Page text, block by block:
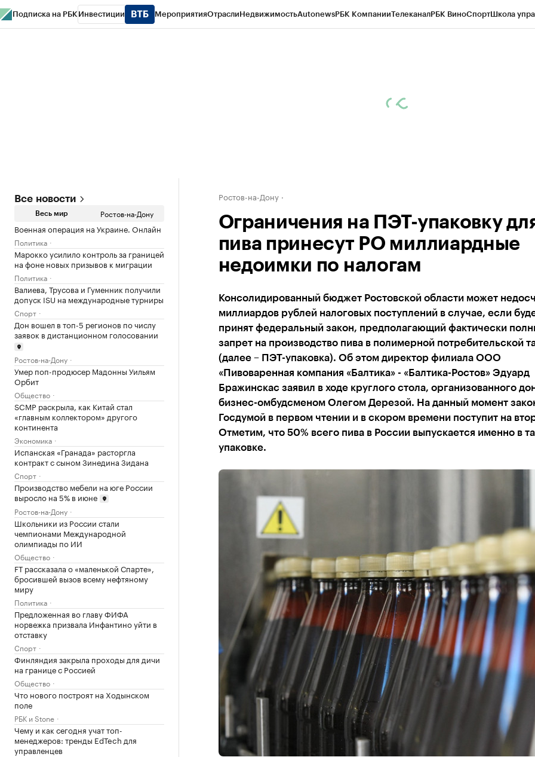
Подписка на РБК Инвестиции МероприятияОтраслиНедвижимостьAutonewsРБК КомпанииТелеканалРБК ВиноСпортШкола
Все новости
Весь мир Ростов-на-Дону
Военная операция на Украине. Онлайн
Политика
Марокко усилило контроль за границей
на фоне новых призывов к миграции
Политика
Валиева, Трусова и Гуменник получили
допуск ISU на международные турниры
Спорт
Дон вошел в топ-5 регионов по числу
заявок в дистанционном голосовании
Ростов-на-Дону
Умер поп-продюсер Мадонны Уильям
Орбит
Общество
SCMP раскрыла, как Китай стал
«главным коллектором» другого
континента
Экономика
Испанская «Гранада» расторгла
контракт с сыном Зинедина Зидана
Спорт
Производство мебели на юге России
выросло на 5% в июне
Ростов-на-Дону
Школьники из России стали
чемпионами Международной
олимпиады по ИИ
Общество
FT рассказала о «маленькой Спарте»,
бросившей вызов всему нефтяному
миру
Политика
Предложенная во главу ФИФА
норвежка призвала Инфантино уйти в
отставку
Спорт
Финляндия закрыла проходы для дичи
на границе с Россией
Общество
Что нового построят на Ходынском
поле
РБК и Stone
Чему и как сегодня учат топ-
менеджеров: тренды EdTech для
управленцев
Ростов-на-Дону
Ограничения на ПЭТ-упаковку
пива принесут РО миллиардные
недоимки по налогам
Консолидированный бюджет Ростовской области может
миллиардов рублей налоговых поступлений в случае, если
принят федеральный закон, предполагающий фактически
запрет на производство пива в полимерной потребительской
(далее – ПЭТ-упаковка). Об этом директор филиала ООО
«Пивоваренная компания «Балтика» - «Балтика-Ростов» Эдуард
Бражинскас заявил в ходе круглого стола, организованного
бизнес-омбудсменом Олегом Дерезой. На данный момент
Госдумой в первом чтении и в скором времени поступит на
Отметим, что 50% всего пива в России выпускается именно в
упаковке.